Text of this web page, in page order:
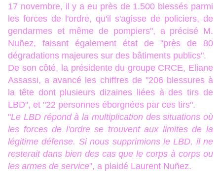
17 novembre, il y a eu près de 1.500 blessés parmi
les forces de l'ordre, qu'il s'agisse de policiers, de
gendarmes et même de pompiers", a précisé M.
Nuñez, faisant également état de "près de 80
dégradations majeures sur des bâtiments publics".
De son côté, la présidente du groupe CRCE, Eliane
Assassi, a avancé les chiffres de "206 blessures à
la tête dont plusieurs dizaines liées à des tirs de
LBD", et "22 personnes éborgnées par ces tirs".
"Le LBD répond à la multiplication des situations où
les forces de l'ordre se trouvent aux limites de la
légitime défense. Si nous supprimions le LBD, il ne
resterait dans bien des cas que le corps à corps ou
les armes de service", a plaidé Laurent Nuñez.